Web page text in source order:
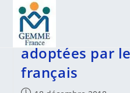
contentLes règles de
adoptées par
français